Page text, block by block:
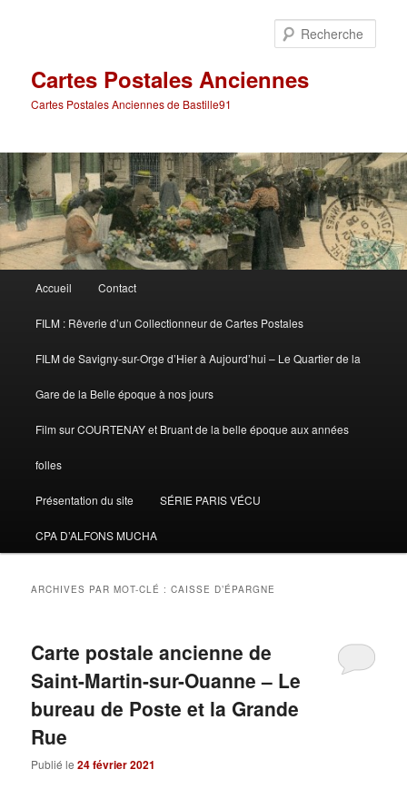
Cartes Postales Anciennes
Cartes Postales Anciennes de Bastille91
principal
Accueil Contact
FILM : Rêverie d’un Collectionneur de Cartes Postales
FILM de Savigny-sur-Orge d’Hier à Aujourd’hui – Le Quartier de la
Gare de la Belle époque à nos jours
Film sur COURTENAY et Bruant de la belle époque aux années
folles
Présentation du site SÉRIE PARIS VÉCU
CPA D’ALFONS MUCHA
ARCHIVES PAR MOT-CLÉ :CAISSE D’ÉPARGNE
Carte postale ancienne de
Saint-Martin-sur-Ouanne – Le
bureau de Poste et la Grande
Rue
Publié le24 février 2021